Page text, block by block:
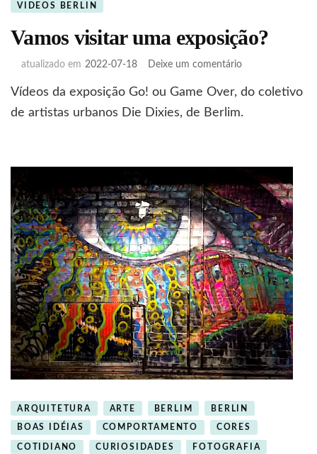
VIDEOS BERLIN
Vamos visitar uma exposição?
atualizado em 2022-07-18 Deixe um comentárioem
visitar
Vídeos da exposição Go! ou Game Over, do coletivo
de artistas urbanos Die Dixies, de Berlim.
ARQUITETURA ARTE BERLIM BERLIN
BOAS IDÉIAS COMPORTAMENTO CORES
COTIDIANO CURIOSIDADES FOTOGRAFIA